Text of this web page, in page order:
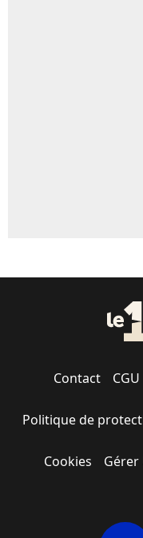
Contact CGU
Politique de
Cookies Gérer